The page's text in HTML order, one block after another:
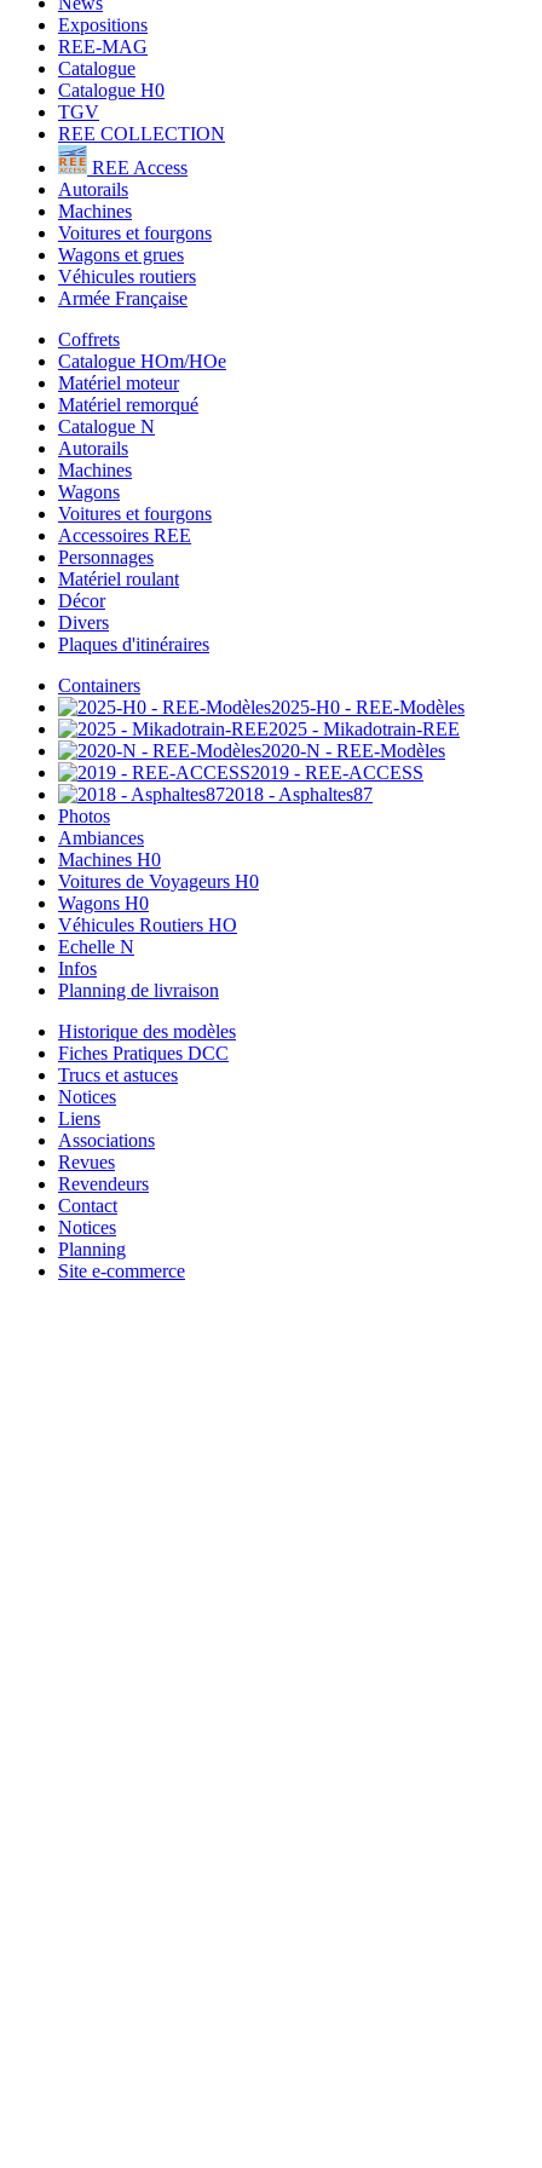
Expositions
REE-MAG
Catalogue
Catalogue H0
TGV
REE COLLECTION
REE Access
Autorails
Machines
Voitures et fourgons
Wagons et grues
Véhicules routiers
Armée Française
Coffrets
Catalogue HOm/HOe
Matériel moteur
Matériel remorqué
Catalogue N
Autorails
Machines
Wagons
Voitures et fourgons
Accessoires REE
Personnages
Matériel roulant
Décor
Divers
Plaques d'itinéraires
Containers
2025-H0 - REE-Modèles
2025 - Mikadotrain-REE
2020-N - REE-Modèles
2019 - REE-ACCESS
2018 - Asphaltes87
Photos
Ambiances
Machines H0
Voitures de Voyageurs H0
Wagons H0
Véhicules Routiers HO
Echelle N
Infos
Planning de livraison
Historique des modèles
Fiches Pratiques DCC
Trucs et astuces
Notices
Liens
Associations
Revues
Revendeurs
Contact
Notices
Planning
Site e-commerce